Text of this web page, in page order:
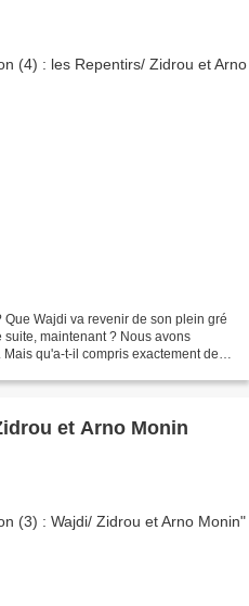
Wajdi va revenir de son plein gré
maintenant ? Nous avons
qu'a-t-il compris exactement des
et Arno Monin